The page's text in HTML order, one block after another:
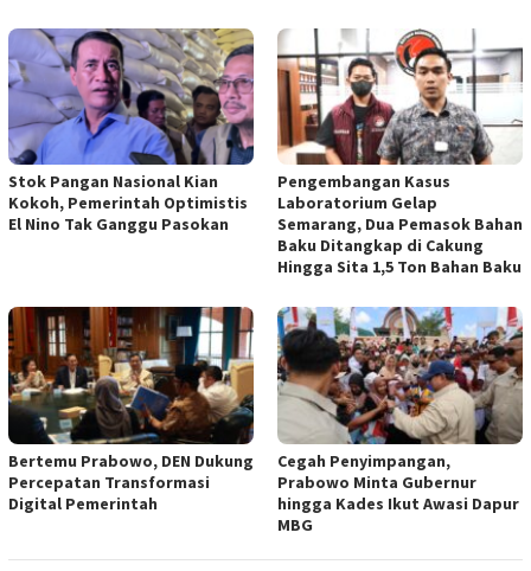
Stok Pangan Nasional Kian
Kokoh, Pemerintah Optimistis
El Nino Tak Ganggu Pasokan
Pengembangan Kasus
Laboratorium Gelap
Semarang, Dua Pemasok Bahan
Baku Ditangkap di Cakung
Hingga Sita 1,5 Ton Bahan Baku
Bertemu Prabowo, DEN Dukung
Percepatan Transformasi
Digital Pemerintah
Cegah Penyimpangan,
Prabowo Minta Gubernur
hingga Kades Ikut Awasi Dapur
MBG